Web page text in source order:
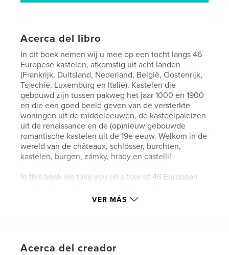
Acerca del libro
In dit boek nemen wij u mee op een tocht langs 46
Europese kastelen, afkomstig uit acht landen
(Frankrijk, Duitsland, Nederland, België, Oostenrijk,
Tsjechië, Luxemburg en Italië). Kastelen die
gebouwd zijn tussen pakweg het jaar 1000 en 1900
en die een goed beeld geven van de versterkte
woningen uit de middeleeuwen, de kasteelpaleizen
uit de renaissance en de (op)nieuw gebouwde
romantische kastelen uit de 19e eeuw. Welkom in de
wereld van de châteaux, schlösser, burchten,
kastelen, burgen, zámky, hrady en castelli!
In this book we take you on a tour of 46 European
Netherlands, Belgium, Austria, Czech Republic,
constructed romantic castles from the 19th century.
VER MÁS
Acerca del creador